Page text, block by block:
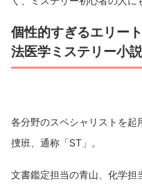
個性的すぎるエリー
法医学ミステリー小
各分野のスペシャリストを起
捜班、通称「ST」。
文書鑑定担当の青山、化学担